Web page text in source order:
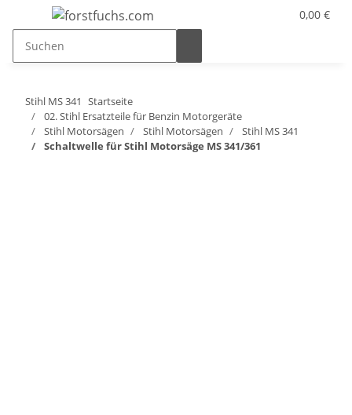
0,00 €
Stihl MS 341 Startseite
02. Stihl Ersatzteile für Benzin Motorgeräte
Stihl Motorsägen
Stihl Motorsägen
Stihl MS 341
Schaltwelle für Stihl Motorsäge MS 341/361